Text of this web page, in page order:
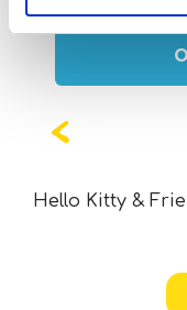
Hello Kitty &